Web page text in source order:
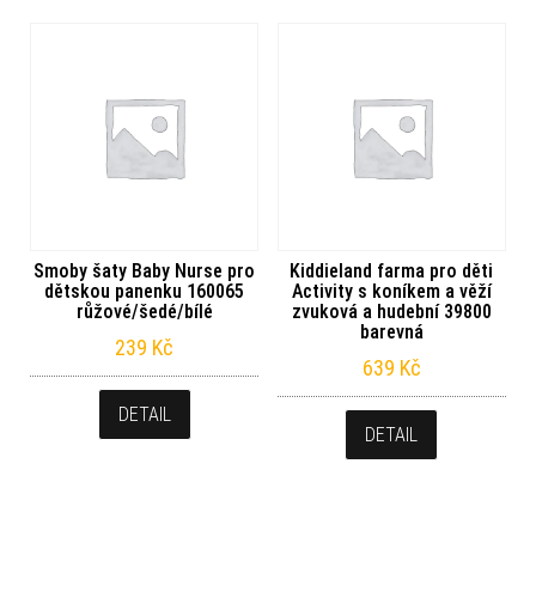
Smoby šaty Baby Nurse pro
dětskou panenku 160065
růžové/šedé/bílé
239 Kč
DETAIL
Kiddieland farma pro děti
Activity s koníkem a věží
zvuková a hudební 39800
barevná
639 Kč
DETAIL